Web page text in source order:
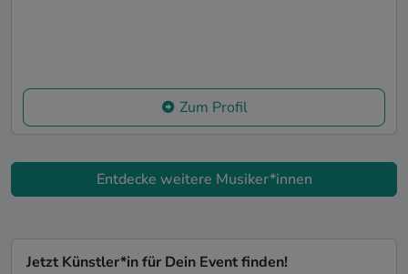
Zum Profil
Entdecke weitere Musiker*innen
Jetzt Künstler*in für Dein Event finden!